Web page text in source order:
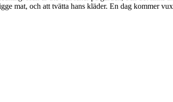
mat, och att tvätta hans kläder. En dag kommer